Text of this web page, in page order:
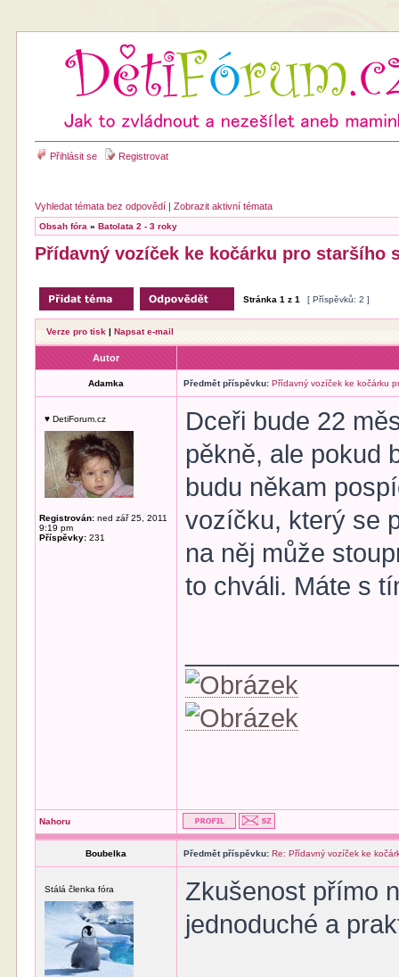
Přihlásit se Registrovat
Vyhledat témata bez odpovědí |Zobrazit aktivní témata
Obsah fóra »Batolata 2 - 3 roky
Přídavný vozíček ke kočárku pro staršího
Stránka1 z1 [ Příspěvků: 2 ]
Verze pro tisk |Napsat e-mail
Autor
Adamka Předmět příspěvku: Přídavný vozíček ke kočárku
♥ DetiForum.cz
Registrován: ned zář 25, 2011
9:19 pm
Příspěvky: 231
Dceři bude 22
pěkně, ale pokud
budu někam
vozíčku, který se
na něj může
to chváli. Máte s
Nahoru
Boubelka Předmět příspěvku: Re: Přídavný vozíček ke
Stálá členka fóra
Zkušenost přímo
jednoduché a